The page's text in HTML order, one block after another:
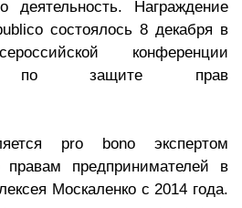
Português
Türkçe
деятельность. Награждение
состоялось 8 декабря в
конференции
по защите прав
pro bono экспертом
правам предпринимателей в
Москаленко с 2014 года.